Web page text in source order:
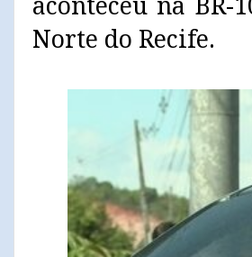
aconteceu na
Norte do Recife.